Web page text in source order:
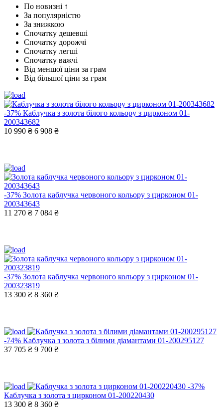
По новизні ↑
За популярністю
За знижкою
Спочатку дешевші
Спочатку дорожчі
Спочатку легші
Спочатку важчі
Від меншої ціни за грам
Від більшої ціни за грам
-37% Каблучка з золота білого кольору з цирконом 01-
200343682
10 990 ₴ 6 908 ₴
-37% Золота каблучка червоного кольору з цирконом 01-
200343643
11 270 ₴ 7 084 ₴
-37% Золота каблучка червоного кольору з цирконом 01-
200323819
13 300 ₴ 8 360 ₴
-74% Каблучка з золота з білими діамантами 01-200295127
37 705 ₴ 9 700 ₴
-37%
Каблучка з золота з цирконом 01-200220430
13 300 ₴ 8 360 ₴